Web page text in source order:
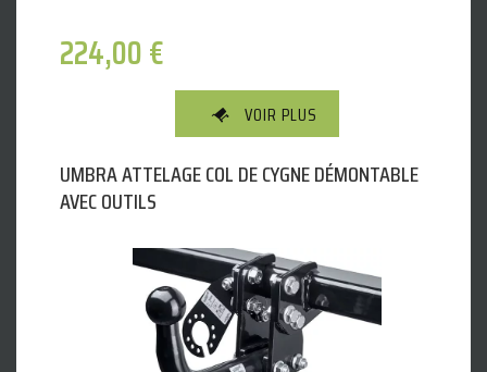
224,00€
VOIR PLUS
UMBRA ATTELAGE COL DE CYGNE DÉMONTABLE
AVEC OUTILS